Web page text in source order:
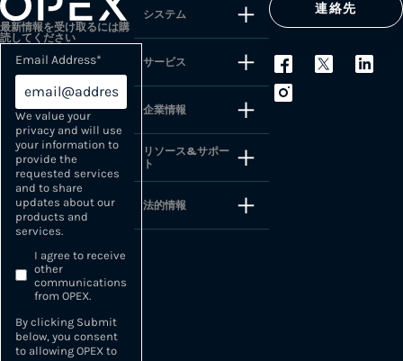
最新情報を受け取るには購
読してください
Email Address*
We value your
privacy and will use
your information to
provide the
requested services
and to share
updates about our
products and
services.
I agree to receive
other
communications
from OPEX.
By clicking Submit
below, you consent
to allowing OPEX to
システム
サービス
企業情報
リソース&サポー
ト
法的情報
連絡先